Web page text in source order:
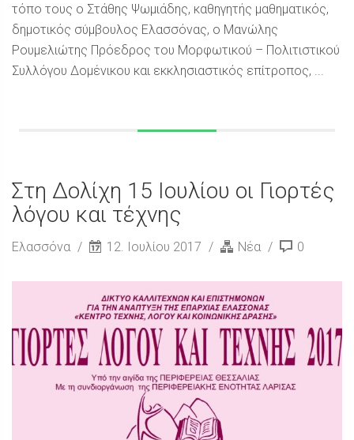
τόπο τους ο Στάθης Ψωμιάδης, καθηγητής μαθηματικός,
δημοτικός σύμβουλος Ελασσόνας, ο Μανώλης
Ρουμελιώτης Πρόεδρος του Μορφωτικού – Πολιτιστικού
Συλλόγου Δομένικου και εκκλησιαστικός επίτροπος, ...
Στη Δολίχη 15 Ιουλίου οι Γιορτές
λόγου και τέχνης
Ελασσόνα 12. Ιουλίου 2017 Νέα 0